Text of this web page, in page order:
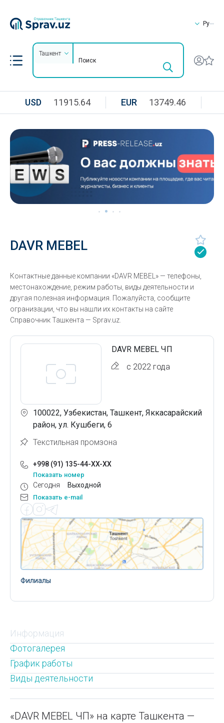
Ру
Ташкент
USD 11915.64 EUR 13749.46
DAVR MEBEL
Контактные данные компании «DAVR MEBEL» — телефоны,
местонахождение, режим работы, виды деятельности и
другая полезная информация. Пожалуйста, сообщите
огранизации, что вы нашли их контакты на сайте
Справочник Ташкента — Sprav.uz.
DAVR MEBEL ЧП
с 2022 года
100022, Узбекистан, Ташкент, Яккасарайский
район, ул. Кушбеги, 6
Текстильная промзона
+998 (91) 135-44-XX-XX
Показать номер
Сегодня Выходной
Показать e-mail
Филиалы
Информация
Фотогалерея
График работы
Виды деятельности
«DAVR MEBEL ЧП» на карте Ташкента —